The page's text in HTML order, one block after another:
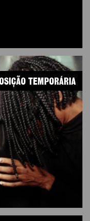
TEMPORÁRIA